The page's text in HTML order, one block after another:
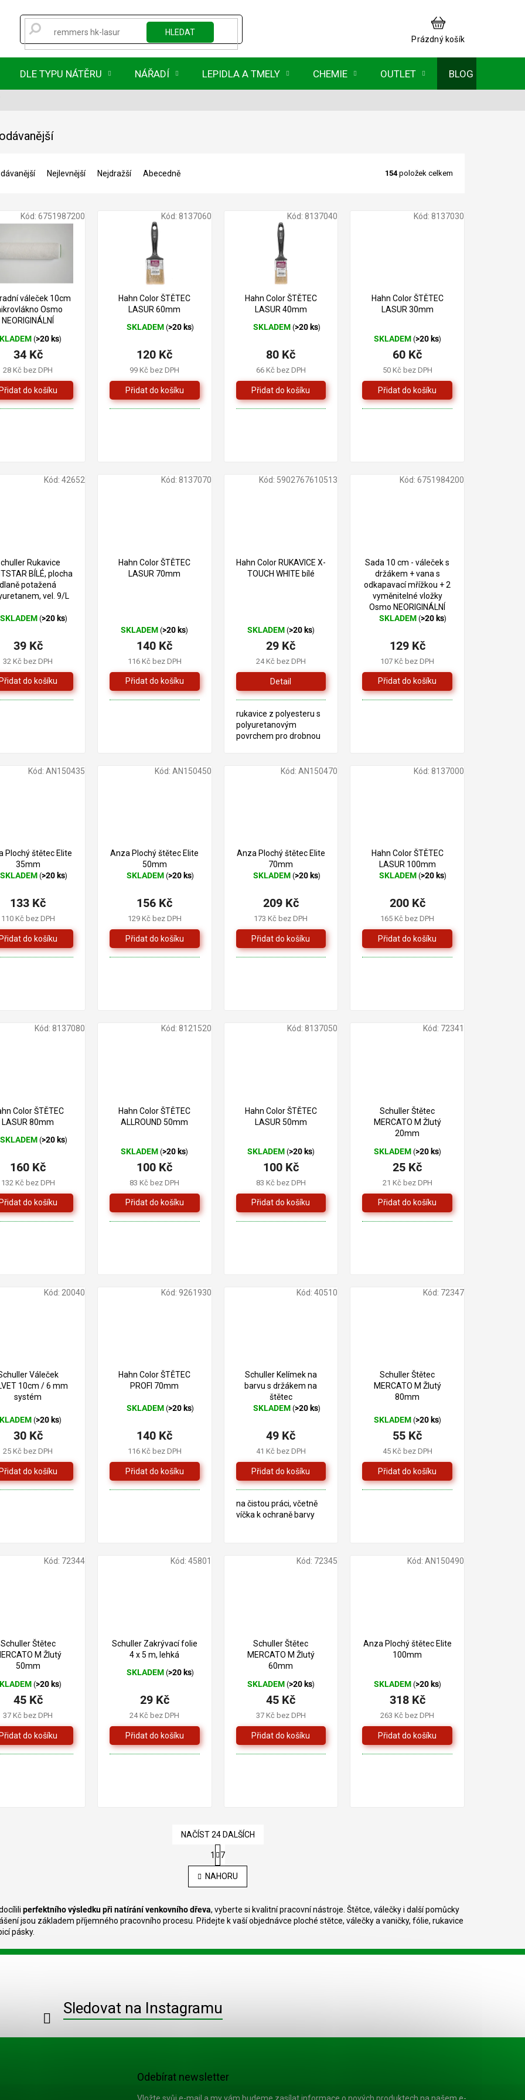
HLEDAT
NÁKUPNÍ
KOŠÍK
Prázdný košík
DLE TYPU NÁTĚRU NÁŘADÍ LEPIDLA A TMELY CHEMIE OUTLET BLOG
Nejlevnější Nejdražší Abecedně 154položek celkem
váleček 10cm
Osmo
NEORIGINÁLNÍ
(>20 ks)
28 Kč bez DPH
34 Kč
Kód: 6751987200
Hahn Color ŠTĚTEC
LASUR 60mm
Průměrné
produktu
5
hvězdiček.
SKLADEM (>20 ks)
99 Kč bez DPH
120 Kč
Kód: 8137060
Hahn Color ŠTĚTEC
LASUR 40mm
Průměrné
produktu
5
hvězdiček.
SKLADEM (>20 ks)
66 Kč bez DPH
80 Kč
Kód:8137040
Hahn Color ŠTĚTEC
LASUR 30mm
SKLADEM (>20 ks)
50 Kč bez DPH
60 Kč
Kód: 8137030
Rukavice
BÍLÉ, plocha
dlaně potažená
vel. 9/L
SKLADEM(>20 ks)
32 Kč bez DPH
39 Kč
Kód: 42652
Hahn Color ŠTĚTEC
LASUR 70mm
SKLADEM(>20 ks)
116 Kč bez DPH
140 Kč
Kód: 8137070
Hahn Color RUKAVICE X-
TOUCH WHITE bílé
SKLADEM (>20 ks)
24 Kč bez DPH
29 Kč
Detail
rukavice z polyesteru s
polyuretanovým
povrchem pro drobnou
Kód: 5902767610513
Sada 10 cm - váleček s
držákem + vana s
odkapavací mřížkou + 2
vyměnitelné vložky
Osmo NEORIGINÁLNÍ
Průměrné
produktu
5
hvězdiček.
SKLADEM(>20 ks)
107 Kč bez DPH
129 Kč
Kód: 6751984200
Plochý štětec Elite
35mm
SKLADEM(>20 ks)
110 Kč bez DPH
133 Kč
Kód: AN150435
Anza Plochý štětec Elite
50mm
Průměrné
produktu
5
hvězdiček.
SKLADEM (>20 ks)
129 Kč bez DPH
156 Kč
Kód: AN150450
Anza Plochý štětec Elite
70mm
Průměrné
produktu
5
hvězdiček.
SKLADEM (>20 ks)
173 Kč bez DPH
209 Kč
Kód:AN150470
Hahn Color ŠTĚTEC
LASUR 100mm
Průměrné
produktu
5
hvězdiček.
SKLADEM(>20 ks)
165 Kč bez DPH
200 Kč
Kód: 8137000
Color ŠTĚTEC
LASUR 80mm
SKLADEM(>20 ks)
132 Kč bez DPH
160 Kč
Kód: 8137080
Hahn Color ŠTĚTEC
ALLROUND 50mm
SKLADEM(>20 ks)
83 Kč bez DPH
100 Kč
Kód: 8121520
Hahn Color ŠTĚTEC
LASUR 50mm
SKLADEM (>20 ks)
83 Kč bez DPH
100 Kč
Kód:8137050
Schuller Štětec
MERCATO M Žlutý
20mm
SKLADEM (>20 ks)
21 Kč bez DPH
25 Kč
Kód: 72341
Váleček
10cm / 6 mm
systém
(>20 ks)
25 Kč bez DPH
30 Kč
Kód: 20040
Hahn Color ŠTĚTEC
PROFI 70mm
Průměrné
produktu
5
hvězdiček.
SKLADEM (>20 ks)
116 Kč bez DPH
140 Kč
Kód: 9261930
Schuller Kelímek na
barvu s držákem na
štětec
Průměrné
produktu
5
hvězdiček.
SKLADEM (>20 ks)
41 Kč bez DPH
49 Kč
na čistou práci, včetně
víčka k ochraně barvy
Kód:40510
Schuller Štětec
MERCATO M Žlutý
80mm
SKLADEM (>20 ks)
45 Kč bez DPH
55 Kč
Kód: 72347
Schuller Štětec
M Žlutý
50mm
(>20 ks)
37 Kč bez DPH
45 Kč
Kód: 72344
Schuller Zakrývací folie
4 x 5 m, lehká
Průměrné
produktu
5
hvězdiček.
SKLADEM (>20 ks)
24 Kč bez DPH
29 Kč
Kód: 45801
Schuller Štětec
MERCATO M Žlutý
60mm
SKLADEM (>20 ks)
37 Kč bez DPH
45 Kč
Kód: 72345
Anza Plochý štětec Elite
100mm
SKLADEM (>20 ks)
263 Kč bez DPH
318 Kč
Kód: AN150490
O
v
l
d
a
c
p
v
ý
i
NAČÍST 24 DALŠÍCH
S
t
r
á
n
o
v
í
1 7
NAHORU
perfektního výsledku při natírání venkovního dřeva, vyberte si kvalitní pracovní nástroje. Štětce, válečky i další pomůcky
jsou základem příjemného pracovního procesu. Přidejte k vaší objednávce ploché stětce, válečky a vaničky, fólie, rukavice
pásky.
Sledovat na Instagramu
Odebírat newsletter